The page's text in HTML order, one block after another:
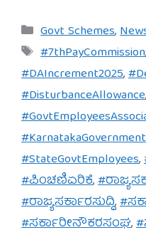
Categories
Govt Schemes,
Tags
#7thPayCommission
#DAIncrement2025,
#DisturbanceAllowance,
#KarnatakaGovernment
#StateGovtEmployees,
#ಪಿಂಚಣಿಏರಿಕೆ,
#ರಾಜ್ಯಸರ್ಕಾರಸುದ್ದಿ,
#ಸರ್ಕಾರೀನೌಕರಸಂಘ,